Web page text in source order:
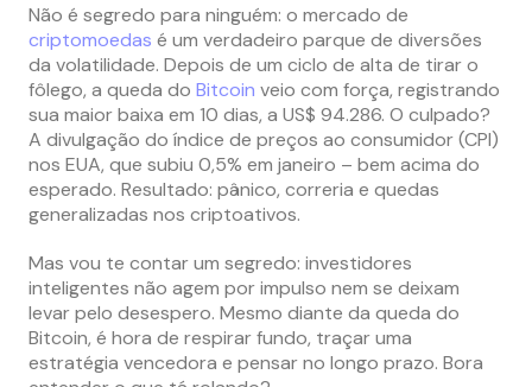
Não é segredo para ninguém: o mercado de
criptomoedas é um verdadeiro parque de diversões
da volatilidade. Depois de um ciclo de alta de tirar o
fôlego, a queda do Bitcoin veio com força, registrando
sua maior baixa em 10 dias, a US$ 94.286. O culpado?
A divulgação do índice de preços ao consumidor (CPI)
nos EUA, que subiu 0,5% em janeiro – bem acima do
esperado. Resultado: pânico, correria e quedas
generalizadas nos criptoativos.
Mas vou te contar um segredo: investidores
inteligentes não agem por impulso nem se deixam
levar pelo desespero. Mesmo diante da queda do
Bitcoin, é hora de respirar fundo, traçar uma
estratégia vencedora e pensar no longo prazo. Bora